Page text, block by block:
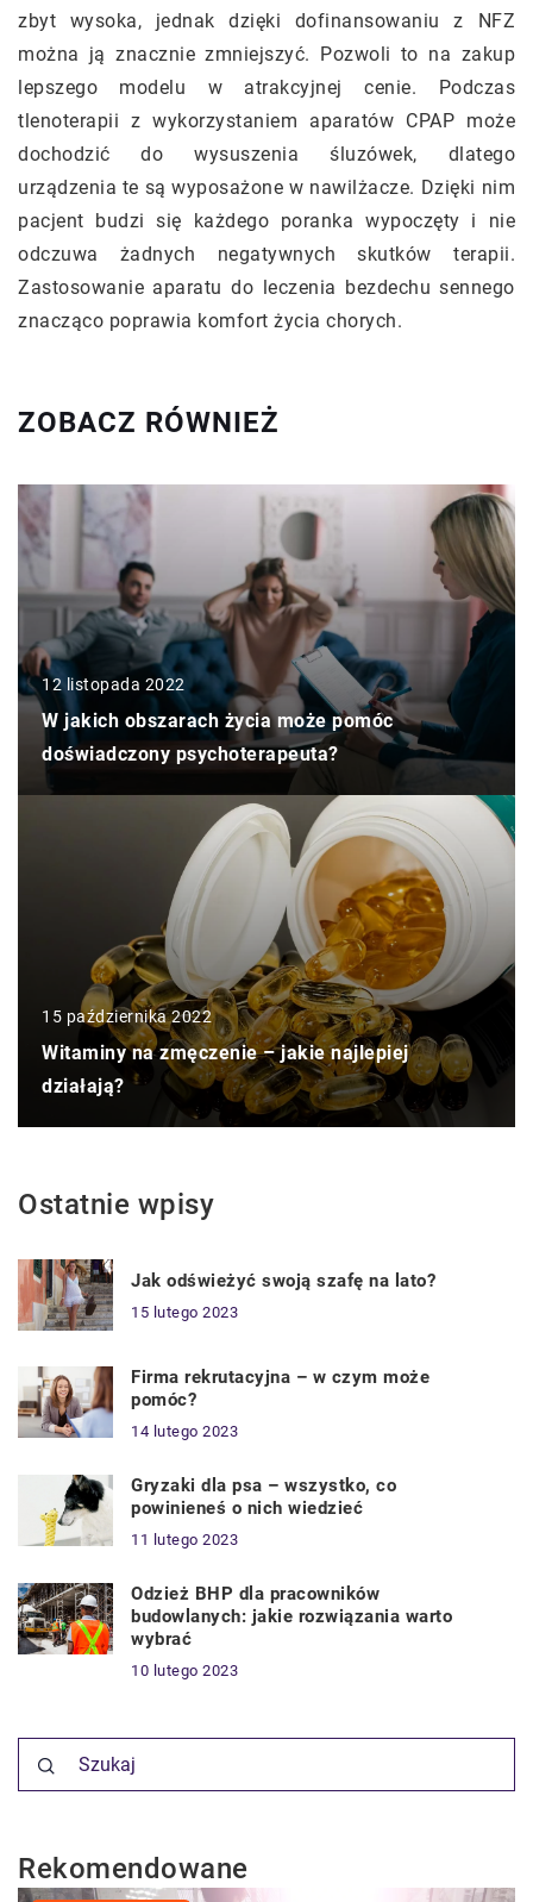
zbyt wysoka, jednak dzięki dofinansowaniu z NFZ
można ją znacznie zmniejszyć. Pozwoli to na zakup
lepszego modelu w atrakcyjnej cenie. Podczas
tlenoterapii z wykorzystaniem aparatów CPAP może
dochodzić do wysuszenia śluzówek, dlatego
urządzenia te są wyposażone w nawilżacze. Dzięki nim
pacjent budzi się każdego poranka wypoczęty i nie
odczuwa żadnych negatywnych skutków terapii.
Zastosowanie aparatu do leczenia bezdechu sennego
znacząco poprawia komfort życia chorych.
ZOBACZ RÓWNIEŻ
12 listopada 2022
W jakich obszarach życia może pomóc
doświadczony psychoterapeuta?
15 października 2022
Witaminy na zmęczenie – jakie najlepiej
działają?
Ostatnie wpisy
Jak odświeżyć swoją szafę na lato?
15 lutego 2023
Firma rekrutacyjna – w czym może
pomóc?
14 lutego 2023
Gryzaki dla psa – wszystko, co
powinieneś o nich wiedzieć
11 lutego 2023
Odzież BHP dla pracowników
budowlanych: jakie rozwiązania warto
wybrać
10 lutego 2023
Rekomendowane